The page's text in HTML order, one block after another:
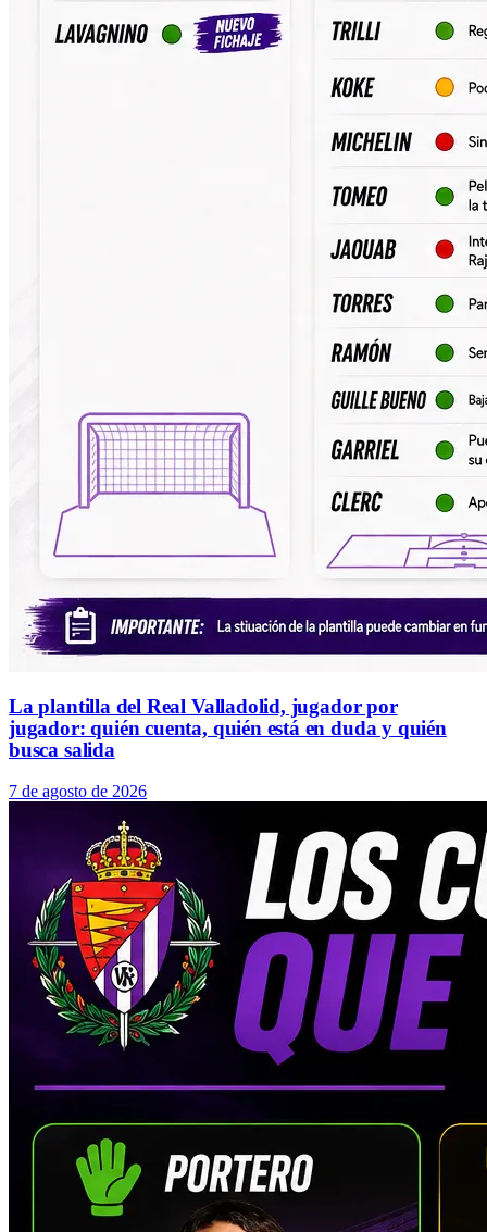
La plantilla del Real Valladolid, jugador por
jugador: quién cuenta, quién está en duda y quién
busca salida
7 de agosto de 2026